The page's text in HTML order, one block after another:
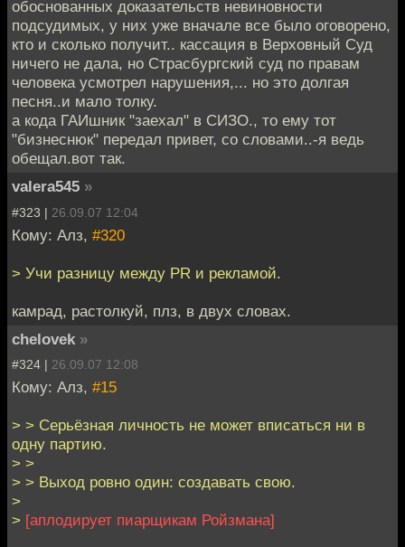
обоснованных доказательств невиновности
подсудимых, у них уже вначале все было оговорено,
кто и сколько получит.. кассация в Верховный Суд
ничего не дала, но Страсбургский суд по правам
человека усмотрел нарушения,... но это долгая
песня..и мало толку.
а кода ГАИшник "заехал" в СИЗО., то ему тот
"бизнеснюк" передал привет, со словами..-я ведь
обещал.вот так.
valera545 »
#323 | 26.09.07 12:04
Кому: Алз, #320
> Учи разницу между PR и рекламой.
камрад, растолкуй, плз, в двух словах.
chelovek »
#324 | 26.09.07 12:08
Кому: Алз, #15
> > Серьёзная личность не может вписаться ни в
одну партию.
> >
> > Выход ровно один: создавать свою.
>
> [аплодирует пиарщикам Ройзмана]